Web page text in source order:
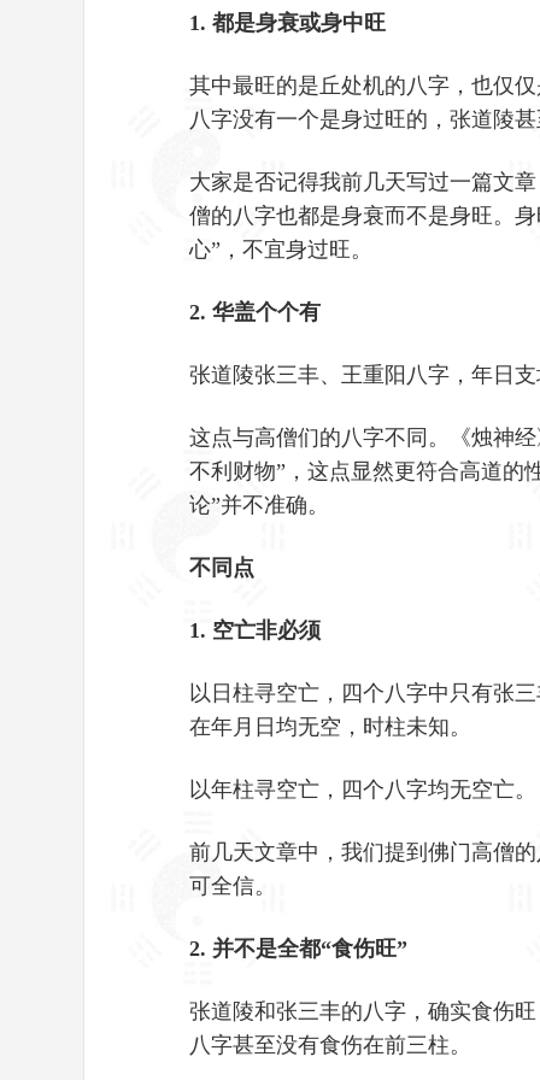
1. 都是身衰或身中旺
其中最旺的是丘处机的八字，也仅
八字没有一个是身过旺的，张道陵
大家是否记得我前几天写过一篇文
僧的八字也都是身衰而不是身旺。
心”，不宜身过旺。
2. 华盖个个有
张道陵张三丰、王重阳八字，年日
这点与高僧们的八字不同。《烛神
不利财物”，这点显然更符合高道的
论”并不准确。
不同点
1. 空亡非必须
以日柱寻空亡，四个八字中只有张
在年月日均无空，时柱未知。
以年柱寻空亡，四个八字均无空亡。
前几天文章中，我们提到佛门高僧
可全信。
2. 并不是全都“食伤旺”
张道陵和张三丰的八字，确实食伤
八字甚至没有食伤在前三柱。